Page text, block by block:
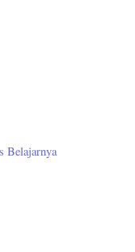
Belajarnya